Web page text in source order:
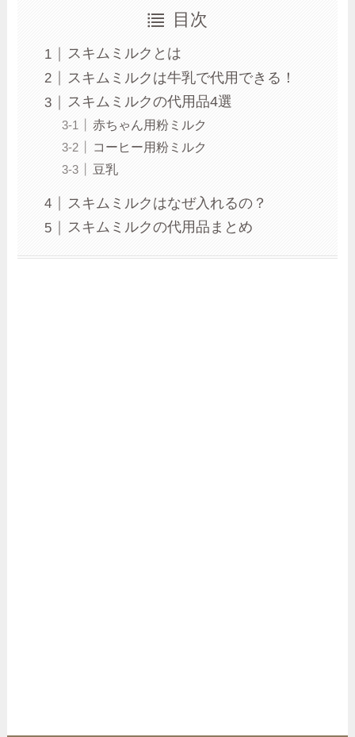
目次
スキムミルクとは
スキムミルクは牛乳で代用できる！
スキムミルクの代用品4選
赤ちゃん用粉ミルク
コーヒー用粉ミルク
豆乳
スキムミルクはなぜ入れるの？
スキムミルクの代用品まとめ